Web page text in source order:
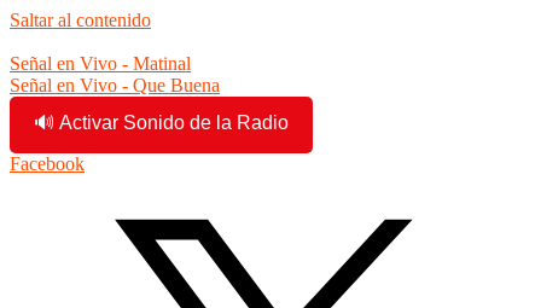
Saltar al contenido
Señal en Vivo - Matinal
Señal en Vivo - Que Buena
🔊 Activar Sonido de la Radio
Facebook